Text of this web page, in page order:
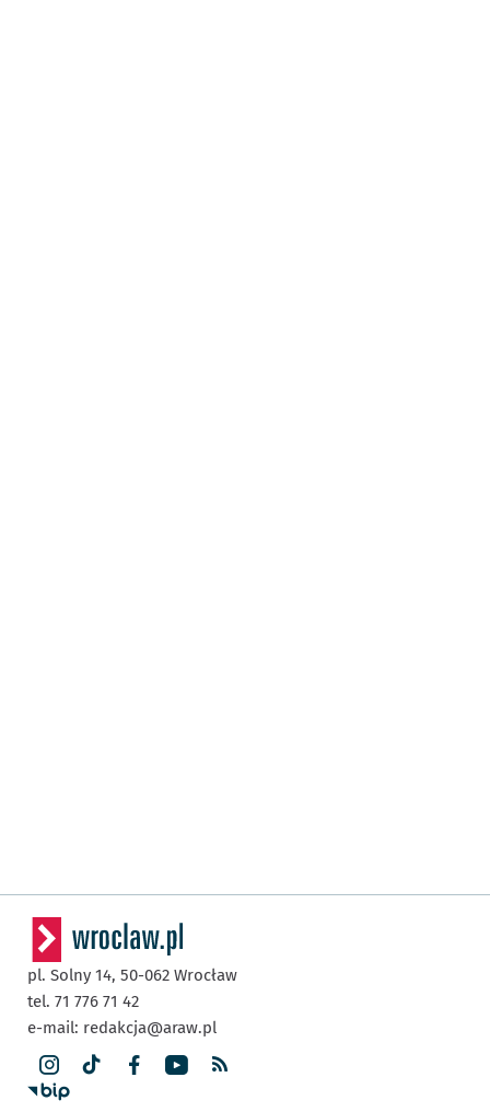
pl. Solny 14, 50-062 Wrocław
tel. 71 776 71 42
e-mail: redakcja@araw.pl